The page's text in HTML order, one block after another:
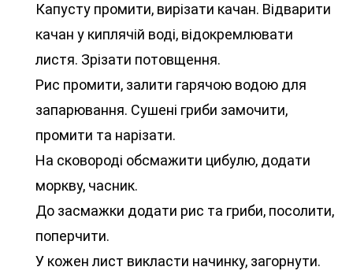
Капусту промити, вирізати качан. Відварити
качан у киплячій воді, відокремлювати
листя. Зрізати потовщення.
Рис промити, залити гарячою водою для
запарювання. Сушені гриби замочити,
промити та нарізати.
На сковороді обсмажити цибулю, додати
моркву, часник.
До засмажки додати рис та гриби, посолити,
поперчити.
У кожен лист викласти начинку, загорнути.